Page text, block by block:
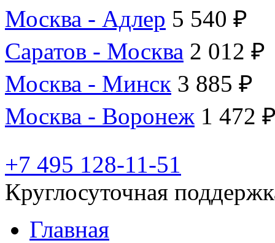
Москва - Адлер 5 540 ₽
Саратов - Москва 2 012 ₽
Москва - Минск 3 885 ₽
Москва - Воронеж 1 472
+7 495 128-11-51
Круглосуточная
Главная